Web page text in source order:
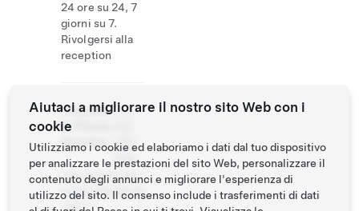
24 ore su 24, 7
giorni su 7.
Rivolgersi alla
reception
Website
& Phone
Number
+41
863
http://www.lug
anohoteladmiral
.com/
Aiutaci a migliorare il nostro sito Web con i
cookie
Utilizziamo i cookie ed elaboriamo i dati dal tuo dispositivo
per analizzare le prestazioni del sito Web, personalizzare il
contenuto degli annunci e migliorare l'esperienza di
utilizzo del sito. Il consenso include i trasferimenti di dati